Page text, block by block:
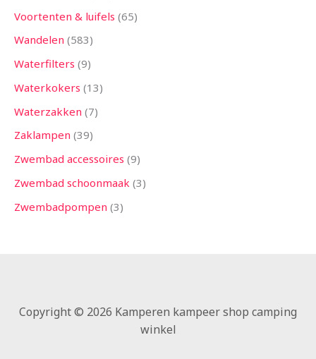
Voortenten & luifels 65
Wandelen 583
Waterfilters 9
Waterkokers 13
Waterzakken 7
Zaklampen 39
Zwembad accessoires 9
Zwembad schoonmaak 3
Zwembadpompen 3
Copyright © 2026 Kamperen kampeer shop camping
winkel